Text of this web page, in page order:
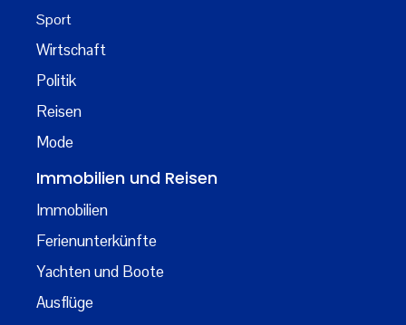
Sport
Wirtschaft
Politik
Reisen
Mode
Immobilien und Reisen
Immobilien
Ferienunterkünfte
Yachten und Boote
Ausflüge